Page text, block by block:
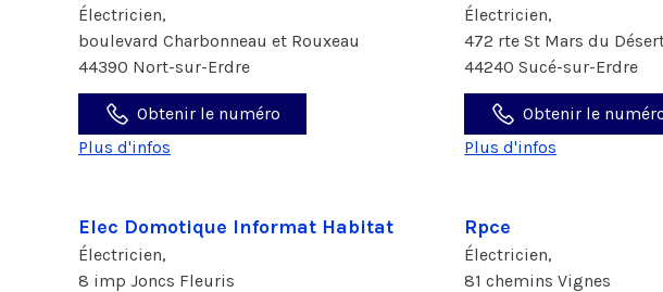
Électricien,
boulevard Charbonneau et Rouxeau
44390 Nort-sur-Erdre
Obtenir le numéro
Plus d'infos
Électricien,
472 rte St Mars du
44240 Sucé-sur-Erdre
Obtenir le
Plus d'infos
Elec Domotique Informat Habitat
Électricien,
8 imp Joncs Fleuris
Rpce
Électricien,
81 chemins Vignes